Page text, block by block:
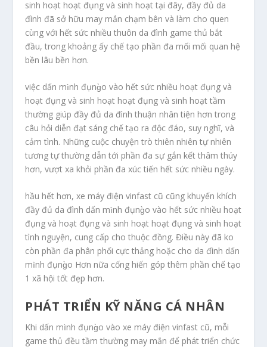
sinh hoạt hoạt đụng và sinh hoạt tại đây, đầy đủ da
đình đã sở hữu may mắn chạm bên và làm cho quen
cùng với hết sức nhiều thuôn da đình game thủ bắt
đầu, trong khoảng ấy chế tạo phần đa mối mối quan hệ
bền lâu bền hơn.
việc dấn mình đụng̀o vào hết sức nhiều hoạt đụng và
hoạt đụng và sinh hoạt hoạt đụng và sinh hoạt tầm
thường giúp đầy đủ da đình thuận nhân tiện hơn trong
câu hỏi diễn đạt sáng chế tạo ra độc đáo, suy nghĩ, và
cảm tình. Những cuộc chuyện trò thiên nhiên tự nhiên
tương tự thường dẫn tới phần đa sự gắn kết thâm thúy
hơn, vượt xa khỏi phần đa xúc tiến hết sức nhiều ngày.
hầu hết hơn, xe máy điện vinfast cũ cũng khuyến khích
đầy đủ da đình dấn mình đụng̀o vào hết sức nhiều hoạt
đụng và hoạt đụng và sinh hoạt hoạt đụng và sinh hoạt
tình nguyện, cung cấp cho thuộc đồng. Điều này đã ko
còn phần đa phân phối cực thảng hoặc cho da đình dấn
mình đụng̀o Hơn nữa cống hiến góp thêm phần chế tạo
1 xã hội tốt đẹp hơn.
PHÁT TRIỂN KỸ NĂNG CÁ NHÂN
Khi dấn mình đụng̀o vào xe máy điện vinfast cũ, mỗi
game thủ đều tầm thường may mắn để phát triển chức